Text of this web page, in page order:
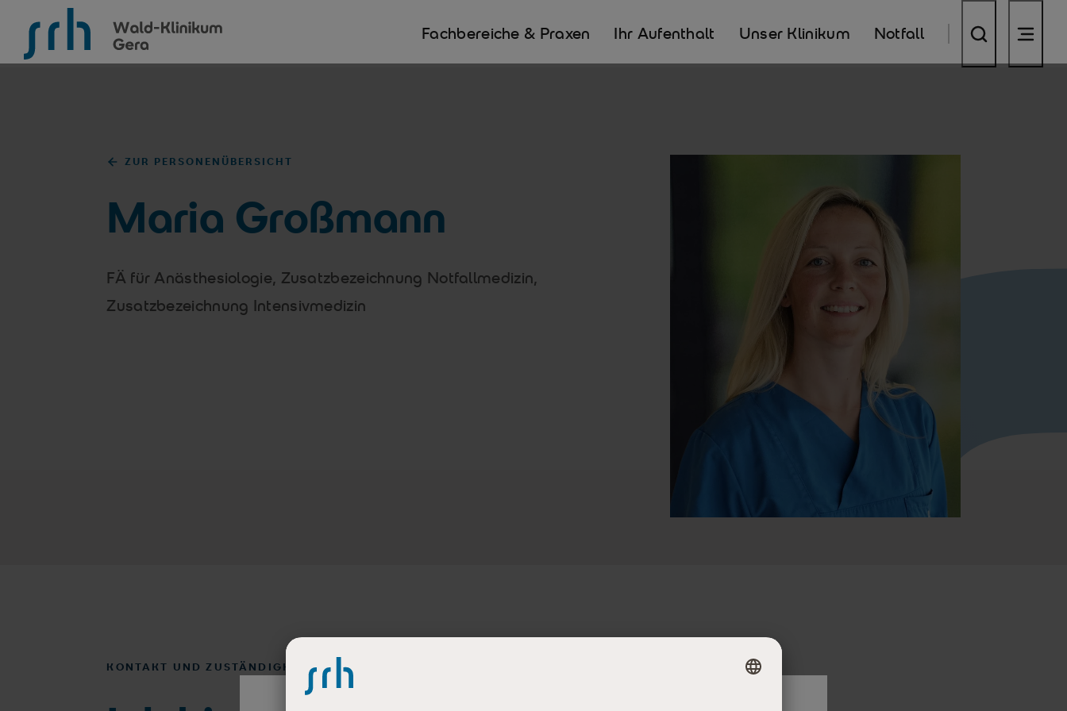
Fachbereiche & Praxen Ihr Aufenthalt Unser Klinikum Notfall
ZUR PERSONENÜBERSICHT
Maria Großmann
FÄ für Anästhesiologie, Zusatzbezeichnung Notfallmedizin,
Zusatzbezeichnung Intensivmedizin
KONTAKT UND ZUSTÄNDIGKEITEN